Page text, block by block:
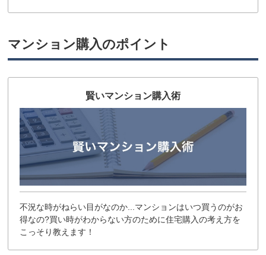
マンション購入のポイント
賢いマンション購入術
不況な時がねらい目がなのか...マンションはいつ買うのがお
得なの?買い時がわからない方のために住宅購入の考え方を
こっそり教えます！